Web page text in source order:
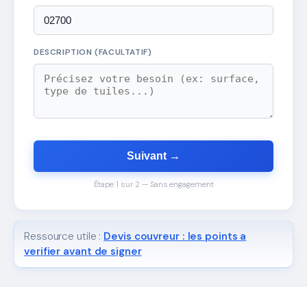
DESCRIPTION (FACULTATIF)
Suivant →
Étape 1 sur 2 — Sans engagement
Ressource utile : Devis couvreur : les points a
verifier avant de signer